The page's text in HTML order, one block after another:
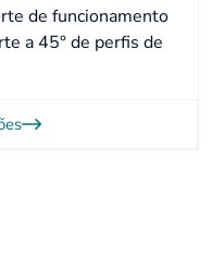
de funcionamento
a 45° de perfis de